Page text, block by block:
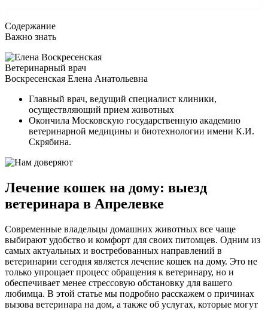
Содержание
Важно знать
Ветеринарный врач
Воскресенская Елена Анатольевна
Главный врач, ведущий специалист клиники,
осуществляющий прием животных
Окончила Московскую государственную академию
ветеринарной медицины и биотехнологии имени К.И.
Скрябина.
Лечение кошек на дому: выезд
ветеринара в Апрелевке
Современные владельцы домашних животных все чаще
выбирают удобство и комфорт для своих питомцев. Одним из
самых актуальных и востребованных направлений в
ветеринарии сегодня является лечение кошек на дому. Это не
только упрощает процесс обращения к ветеринару, но и
обеспечивает менее стрессовую обстановку для вашего
любимца. В этой статье мы подробно расскажем о причинах
вызова ветеринара на дом, а также об услугах, которые могут